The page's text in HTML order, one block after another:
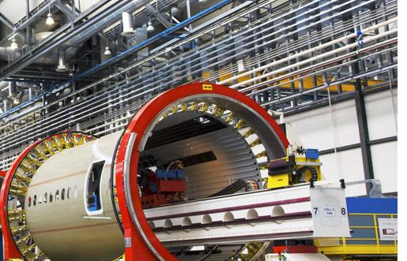
Franco Zanellato: “Il vero lusso?
Nasce dalla memoria,
dall’artigianalità e dura nel tempo”
Carburanti, lieve respiro ai
distributori: benzina e diesel in
leggera discesa